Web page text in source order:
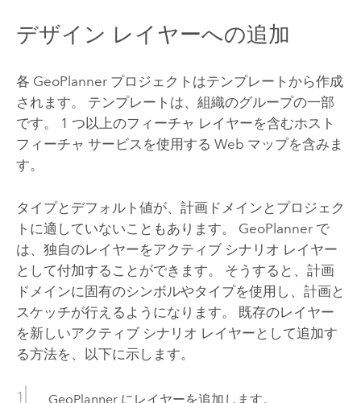
デザイン レイヤーへの追加
各 GeoPlannerプロジェクトはテンプレートから作成
されます。 テンプレートは、組織のグループの一部
です。 1 つ以上のフィーチャ レイヤーを含むホスト
フィーチャ サービスを使用する Web マップを含みま
す。
タイプとデフォルト値が、計画ドメインとプロジェク
トに適していないこともあります。 GeoPlannerで
は、独自のレイヤーをアクティブ シナリオ レイヤー
として付加することができます。 そうすると、計画
ドメインに固有のシンボルやタイプを使用し、計画と
スケッチが行えるようになります。 既存のレイヤー
を新しいアクティブ シナリオ レイヤーとして追加す
る方法を、以下に示します。
GeoPlannerにレイヤーを追加します。